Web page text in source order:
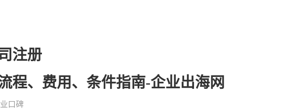
注册
程、费用、条件指南-企业出海网
口碑